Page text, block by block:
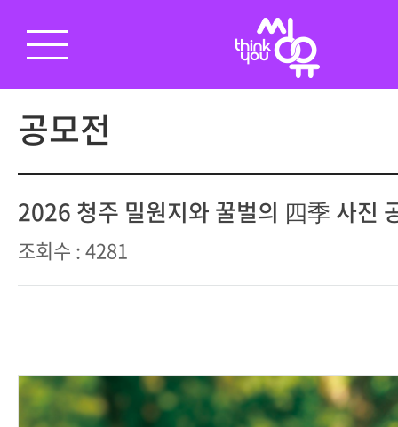
공모전
2026 청주 밀원지와 꿀벌의 四季 사진
조회수 : 4281